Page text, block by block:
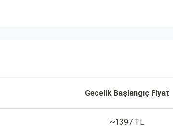
Gecelik Başlangıç Fiyat
~1397 TL